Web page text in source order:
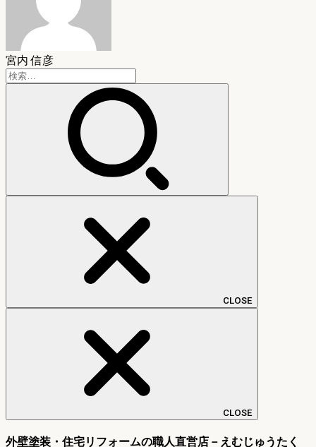
宮内 信彦
検
索:
CLOSE
CLOSE
外壁塗装・住宅リフォームの職人直営店－えむじゅうたく